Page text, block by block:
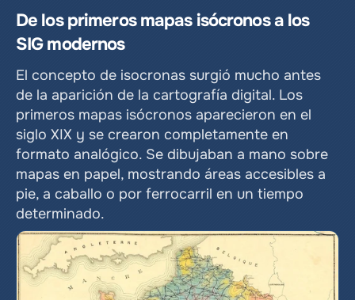
De los primeros mapas isócronos a los
SIG modernos
El concepto de isocronas surgió mucho antes
de la aparición de la cartografía digital. Los
primeros mapas isócronos aparecieron en el
siglo XIX y se crearon completamente en
formato analógico. Se dibujaban a mano sobre
mapas en papel, mostrando áreas accesibles a
pie, a caballo o por ferrocarril en un tiempo
determinado.